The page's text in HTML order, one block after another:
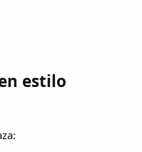
estilo